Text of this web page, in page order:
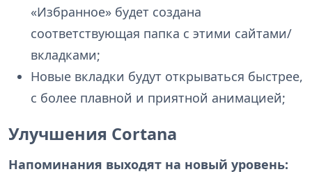
«Избранное» будет создана
соответствующая папка с этими сайтами/
вкладками;
Новые вкладки будут открываться быстрее,
с более плавной и приятной анимацией;
Улучшения Cortana
Напоминания выходят на новый уровень: